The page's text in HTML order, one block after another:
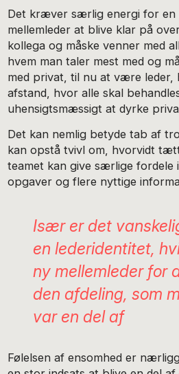
Det kræver særlig energi for
mellemleder at blive klar på
kollega og måske venner med
hvem man taler mest med og
med privat, til nu at være leder,
afstand, hvor alle skal
uhensigtsmæssigt at dyrke
Det kan nemlig betyde tab af
kan opstå tvivl om, hvorvidt
teamet kan give særlige fordele
opgaver og flere nyttige
Især er det
en lederidentitet,
ny mellemleder for
den afdeling, som
var en del af
Følelsen af ensomhed er